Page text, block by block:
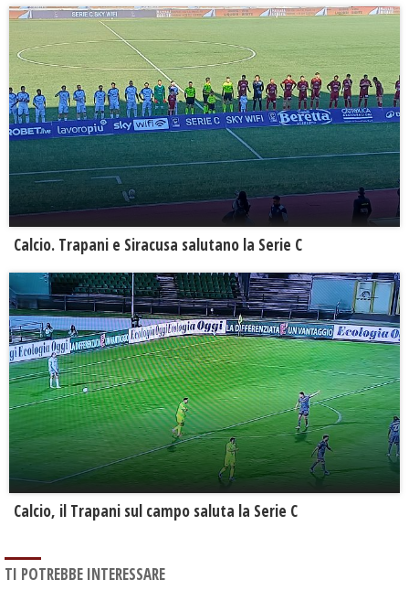
Calcio. Trapani e Siracusa salutano la Serie C
Calcio, il Trapani sul campo saluta la Serie C
TI POTREBBE INTERESSARE